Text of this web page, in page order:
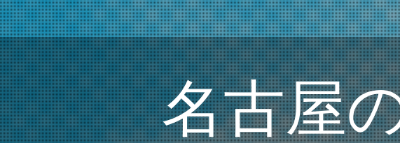
名古屋